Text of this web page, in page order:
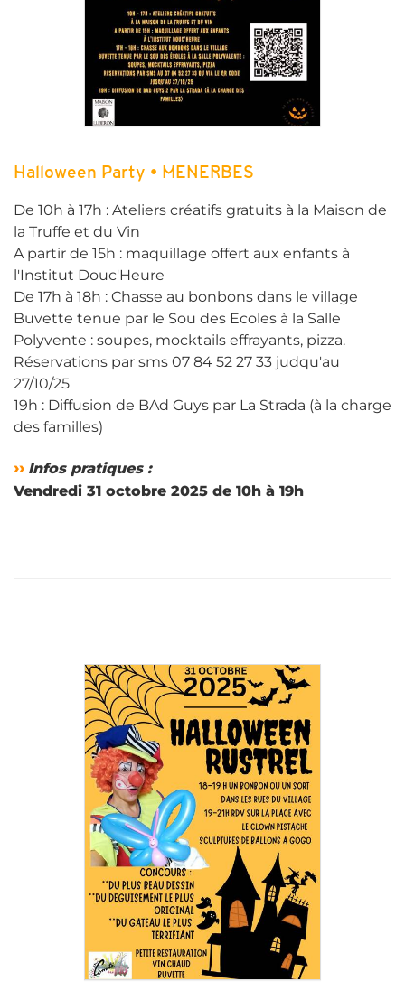
Halloween Party • MENERBES
De 10h à 17h : Ateliers créatifs gratuits à la Maison de
la Truffe et du Vin
A partir de 15h : maquillage offert aux enfants à
l'Institut Douc'Heure
De 17h à 18h : Chasse au bonbons dans le village
Buvette tenue par le Sou des Ecoles à la Salle
Polyvente : soupes, mocktails effrayants, pizza.
Réservations par sms 07 84 52 27 33 judqu'au
27/10/25
19h : Diffusion de BAd Guys par La Strada (à la charge
des familles)
›› Infos pratiques :
Vendredi 31 octobre 2025 de 10h à 19h